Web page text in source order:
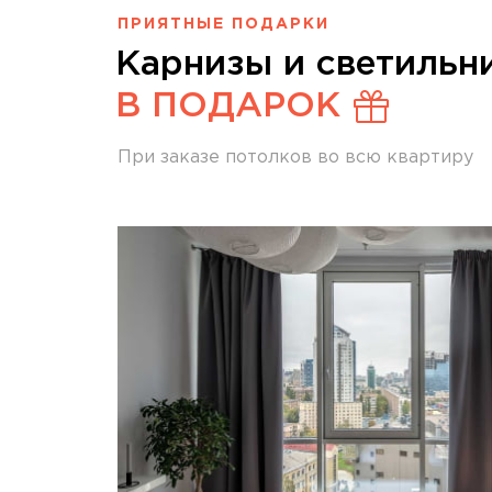
ПРИЯТНЫЕ ПОДАРКИ
Карнизы и
В ПОДАРОК
При заказе потолков во всю квартиру